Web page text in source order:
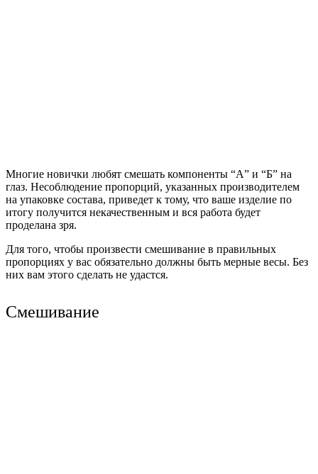
Многие новички любят смешать компоненты “А” и “Б” на
глаз. Несоблюдение пропорций, указанных производителем
на упаковке состава, приведет к тому, что ваше изделие по
итогу получится некачественным и вся работа будет
проделана зря.
Для того, чтобы произвести смешивание в правильных
пропорциях у вас обязательно должны быть мерные весы. Без
них вам этого сделать не удастся.
Смешивание